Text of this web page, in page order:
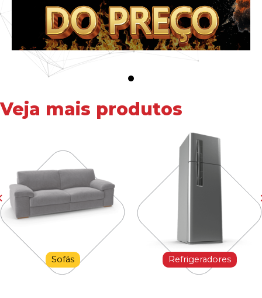
Veja mais produtos
Sofás Refrigeradores